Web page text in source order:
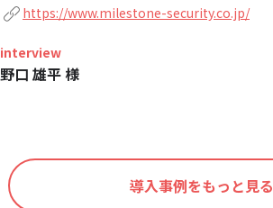
https://www.milestone-security.co.jp/
interview
野口 雄平 様
導入事例をもっと見る